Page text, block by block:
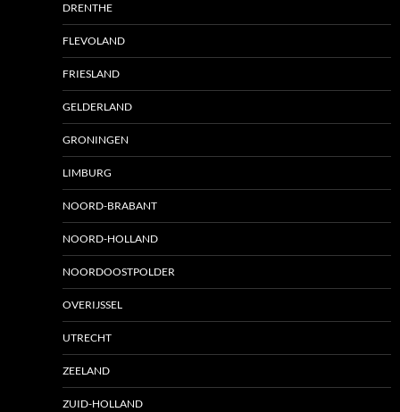
DRENTHE
FLEVOLAND
FRIESLAND
GELDERLAND
GRONINGEN
LIMBURG
NOORD-BRABANT
NOORD-HOLLAND
NOORDOOSTPOLDER
OVERIJSSEL
UTRECHT
ZEELAND
ZUID-HOLLAND